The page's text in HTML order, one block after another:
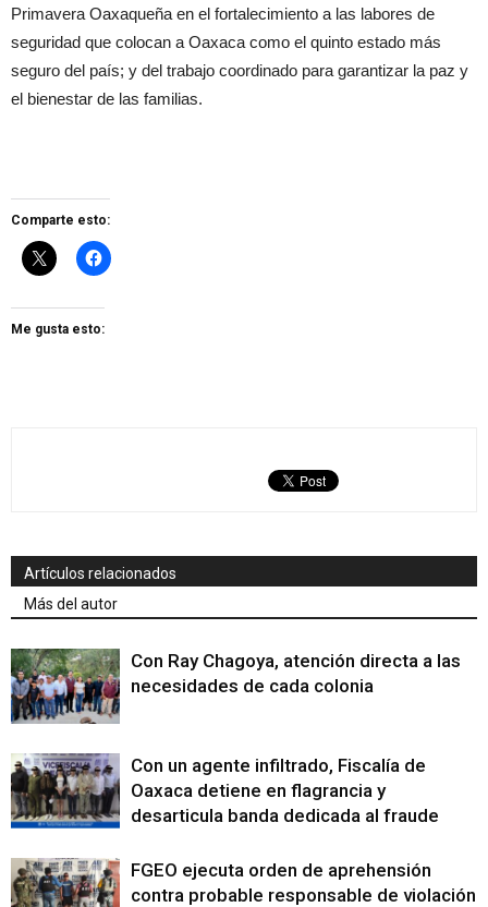
Primavera Oaxaqueña en el fortalecimiento a las labores de
seguridad que colocan a Oaxaca como el quinto estado más
seguro del país; y del trabajo coordinado para garantizar la paz y
el bienestar de las familias.
Comparte esto:
Me gusta esto:
Artículos relacionados
Más del autor
Con Ray Chagoya, atención directa a las
necesidades de cada colonia
Con un agente infiltrado, Fiscalía de
Oaxaca detiene en flagrancia y
desarticula banda dedicada al fraude
FGEO ejecuta orden de aprehensión
contra probable responsable de violación